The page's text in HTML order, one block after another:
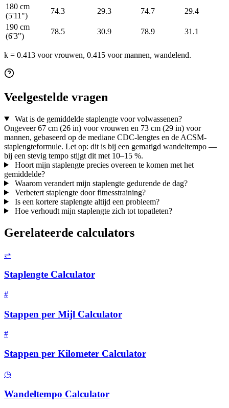
180 cm
(5'11")
74.3 29.3 74.7
29.4
190 cm
(6'3")
78.5 30.9 78.9 31.1
k = 0.413 voor vrouwen, 0.415 voor mannen, wandelend.
Veelgestelde vragen
Wat is de gemiddelde staplengte voor volwassenen?
Ongeveer 67 cm (26 in) voor vrouwen en 73 cm (29 in) voor
mannen, gebaseerd op de mediane CDC-lengtes en de ACSM-
staplengteformule. Let op: dit is bij een gematigd wandeltempo —
bij een stevig tempo stijgt dit met 10–15 %.
Hoort mijn staplengte precies overeen te komen met het
gemiddelde?
Waarom verandert mijn staplengte gedurende de dag?
Verbetert staplengte door fitnesstraining?
Is een kortere staplengte altijd een probleem?
Hoe verhoudt mijn staplengte zich tot topatleten?
Gerelateerde calculators
⇌
Staplengte Calculator
#
Stappen per Mijl Calculator
#
Stappen per Kilometer Calculator
◷
Wandeltempo Calculator